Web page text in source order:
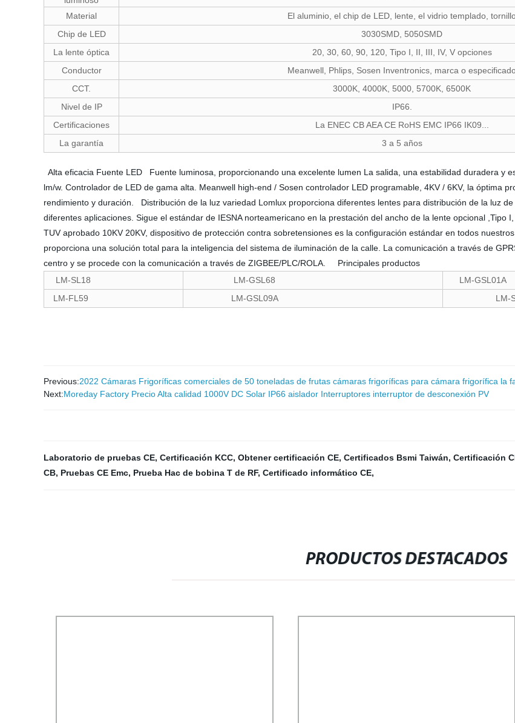
Material
El aluminio, el chip de LED, lente, el vidrio templado,
Chip de LED
3030SMD, 5050SMD
La lente óptica
20, 30, 60, 90, 120, Tipo I, II, III, IV, V opciones
Conductor
Meanwell, Phlips, Sosen Inventronics, marca o
CCT.
3000K, 4000K, 5000, 5700K, 6500K
Nivel de IP
IP66.
Certificaciones
La ENEC CB AEA CE RoHS EMC IP66 IK09...
La garantía
3 a 5 años
Alta eficacia Fuente LED Fuente luminosa, proporcionando una excelente lumen La salida, una estabilidad duradera y
lm/w. Controlador de LED de gama alta. Meanwell high-end / Sosen controlador LED programable, 4KV / 6KV, la óptima
rendimiento y duración. Distribución de la luz variedad Lomlux proporciona diferentes lentes para distribución de la luz
diferentes aplicaciones. Sigue el estándar de IESNA norteamericano en la prestación del ancho de la lente opcional
TUV aprobado 10KV 20KV, dispositivo de protección contra sobretensiones es la configuración estándar en todos
proporciona una solución total para la inteligencia del sistema de iluminación de la calle. La comunicación a través de
centro y se procede con la comunicación a través de ZIGBEE/PLC/ROLA. Principales productos
LM-SL18
LM-GSL68
LM-GSL01A
LM-FL59
LM-GSL09A LM-
Previous:2022 Cámaras Frigoríficas comerciales de 50 toneladas de frutas cámaras frigoríficas para cámara frigorífica la
Next:Moreday Factory Precio Alta calidad 1000V DC Solar IP66 aislador Interruptores interruptor de desconexión PV
Laboratorio de pruebas CE, Certificación KCC, Obtener certificación CE, Certificados Bsmi Taiwán, Certificación
CB, Pruebas CE Emc, Prueba Hac de bobina T de RF, Certificado informático CE,
PRODUCTOS DESTACADOS